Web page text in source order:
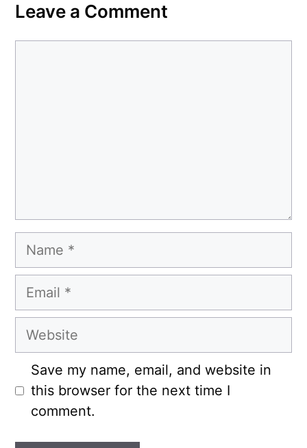
Leave a Comment
Name
Email
Website
Save my name, email, and website in
this browser for the next time I
comment.